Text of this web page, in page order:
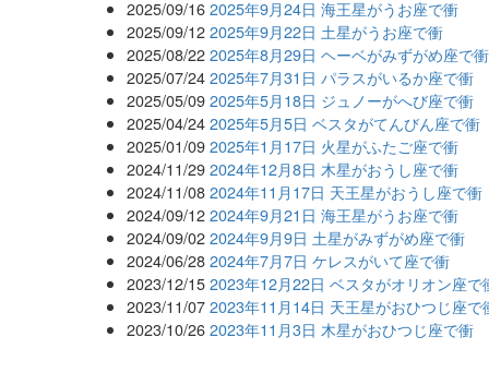
2025/09/16 2025年9月24日 海王星がうお座で衝
2025/09/12 2025年9月22日 土星がうお座で衝
2025/08/22 2025年8月29日 ヘーベがみずがめ座で衝
2025/07/24 2025年7月31日 パラスがいるか座で衝
2025/05/09 2025年5月18日 ジュノーがへび座で衝
2025/04/24 2025年5月5日 ベスタがてんびん座で衝
2025/01/09 2025年1月17日 火星がふたご座で衝
2024/11/29 2024年12月8日 木星がおうし座で衝
2024/11/08 2024年11月17日 天王星がおうし座で衝
2024/09/12 2024年9月21日 海王星がうお座で衝
2024/09/02 2024年9月9日 土星がみずがめ座で衝
2024/06/28 2024年7月7日 ケレスがいて座で衝
2023/12/15 2023年12月22日 ベスタがオリオン座で
2023/11/07 2023年11月14日 天王星がおひつじ座で
2023/10/26 2023年11月3日 木星がおひつじ座で衝